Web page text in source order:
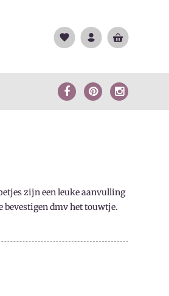
favorite
zijn een leuke aanvulling
bevestigen dmv het touwtje.